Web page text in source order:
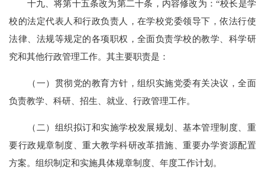
十九、将第十五条改为第二十条，内容修改为：“校长是学
校的法定代表人和行政负责人，在学校党委领导下，依法行使
法律、法规等规定的各项职权，全面负责学校的教学、科学研
究和其他行政管理工作。其主要职责是：
（一）贯彻党的教育方针，组织实施党委有关决议，全面
负责教学、科研、招生、就业、行政管理工作。
（二）组织拟订和实施学校发展规划、基本管理制度、重
要行政规章制度、重大教学科研改革措施、重要办学资源配置
方案。组织制定和实施具体规章制度、年度工作计划。